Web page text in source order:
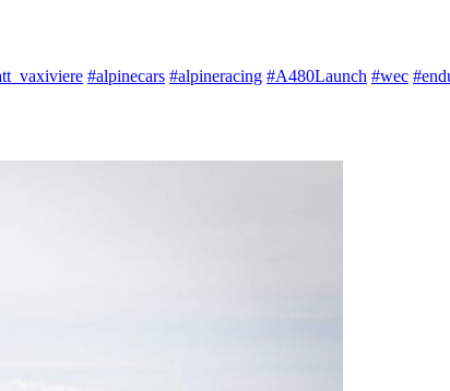
#alpinecars #alpineracing #A480Launch #wec